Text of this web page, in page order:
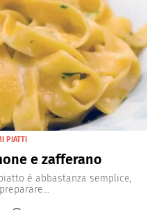
PIATTI
e zafferano
è abbastanza semplice,